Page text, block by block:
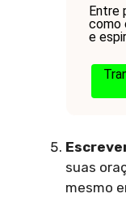
Entre
como
e
suas
mesmo